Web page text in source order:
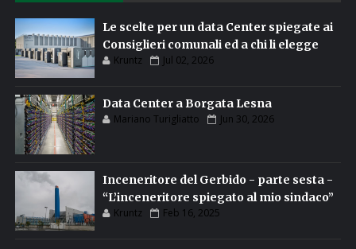
Le scelte per un data Center spiegate ai
Consiglieri comunali ed a chi li elegge
Kruntz Jul 02, 2026
Data Center a Borgata Lesna
Mariano Turigliatto Jun 30, 2026
Inceneritore del Gerbido - parte sesta -
“L’inceneritore spiegato al mio sindaco”
Kruntz Feb 16, 2025